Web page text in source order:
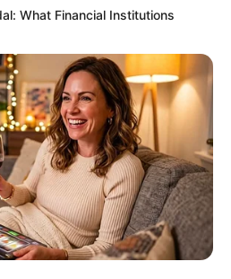
สียงให้กับตัวคุณ หากมีงานในฝัน
จ ช่วงนี้เหมาะที่สุดในการเริ่มต้น
งการที่คุณอยากทำ หรือมีงาน
มั่นคงในชีวิต การเงินใช้จ่าย
องใช้จ่ายเงินเป็นก้อน อาจจะมี
กใจโดยบังเอิญ ความรักลงตัว
ส่ และเติมความหวานอยู่เสมอ
อิจฉาสุดๆ ส่วนคนโสดมีดวงได้
เข้ากันได้ดี
What Financial Institutions